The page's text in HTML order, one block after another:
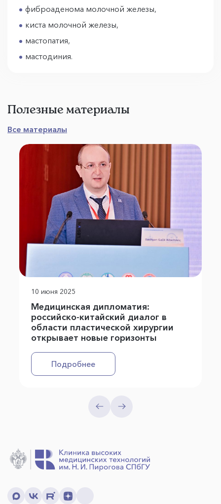
фиброаденома молочной железы,
киста молочной железы,
мастопатия,
мастодиния.
Полезные материалы
Все материалы
10 июня 2025
Медицинская дипломатия:
российско-китайский диалог в
области пластической хирургии
открывает новые горизонты
Подробнее